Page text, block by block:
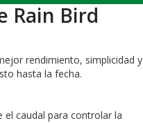
Rain Bird
rendimiento, simplicidad y
hasta la fecha.
caudal para controlar la